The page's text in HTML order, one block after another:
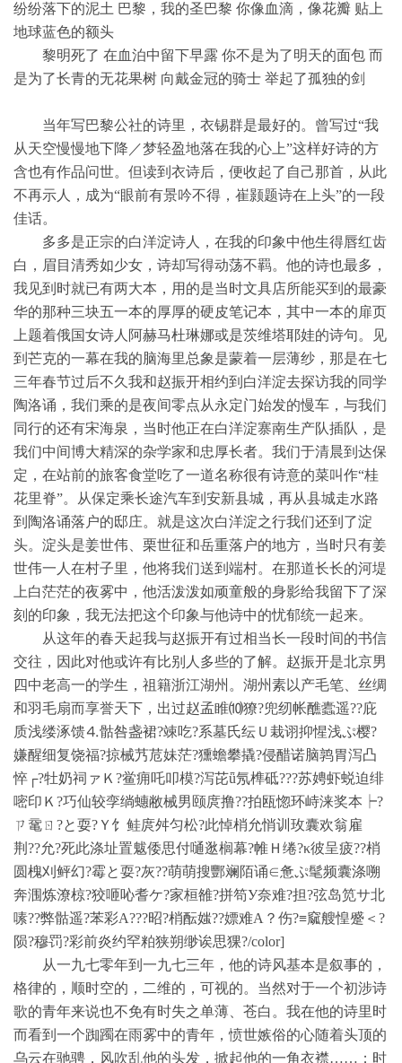
纷纷落下的泥土 巴黎，我的圣巴黎 你像血滴，像花瓣 贴上
地球蓝色的额头
黎明死了 在血泊中留下早露 你不是为了明天的面包 而
是为了长青的无花果树 向戴金冠的骑士 举起了孤独的剑
当年写巴黎公社的诗里，衣锡群是最好的。曾写过“我
从天空慢慢地下降／梦轻盈地落在我的心上”这样好诗的方
含也有作品问世。但读到衣诗后，便收起了自己那首，从此
不再示人，成为“眼前有景吟不得，崔颢题诗在上头”的一段
佳话。
多多是正宗的白洋淀诗人，在我的印象中他生得唇红齿
白，眉目清秀如少女，诗却写得动荡不羁。他的诗也最多，
我见到时就已有两大本，用的是当时文具店所能买到的最豪
华的那种三块五一本的厚厚的硬皮笔记本，其中一本的扉页
上题着俄国女诗人阿赫马杜琳娜或是茨维塔耶娃的诗句。见
到芒克的一幕在我的脑海里总象是蒙着一层薄纱，那是在七
三年春节过后不久我和赵振开相约到白洋淀去探访我的同学
陶洛诵，我们乘的是夜间零点从永定门始发的慢车，与我们
同行的还有宋海泉，当时他正在白洋淀寨南生产队插队，是
我们中间博大精深的杂学家和忠厚长者。我们于清晨到达保
定，在站前的旅客食堂吃了一道名称很有诗意的菜叫作“桂
花里脊”。从保定乘长途汽车到安新县城，再从县城走水路
到陶洛诵落户的邸庄。就是这次白洋淀之行我们还到了淀
头。淀头是姜世伟、栗世征和岳重落户的地方，当时只有姜
世伟一人在村子里，他将我们送到端村。在那道长长的河堤
上白茫茫的夜雾中，他活泼泼如顽童般的身影给我留下了深
刻的印象，我无法把这个印象与他诗中的忧郁统一起来。
从这年的春天起我与赵振开有过相当长一段时间的书信
交往，因此对他或许有比别人多些的了解。赵振开是北京男
四中老高一的学生，祖籍浙江湖州。湖州素以产毛笔、丝绸
和羽毛扇而享誉天下，出过赵孟睢⑽獠?兜纫帐醮蠹遥??庇
质浅缕涿馈⒋骷咎盏裙?竦吃?系墓氏纭Ｕ栽诩抑惺浅ぷ樱?
嫌醒细复饶福?掠械艿苊妹茫?獯蟾攀撬?侵醋诺脑鹑胃泻凸
悴┌?牡奶祠ァＫ?鲎痈吒叩模?泻芘ǖ氖榫砥???苏娉虾蜕迫绯
嘧印Ｋ?巧仙较孪绱蟪敝械男颐庹撸??拍瓯惚环峙涞奖本┝?
ㄗ鼋ㄖ?と耍?Ｙ饣鲑庹舛匀松?此悼梢允悄训玫囊欢翁雇
荆??允?死此涤址置魃倭思付嗵逖榈幕?帷Ｈ绻?κ彼呈疲??梢
圆槐刈鲆幻?霉と耍?灰??萌萌搜酆斓陌诵∈惫ぷ髦频囊涤嗍
奔涠炼潦椋?狡咂吣耆ケ?家桓雒?拼笱У奈难?担?弦岛笕サ北
嗉??弊骷遥?苯彩Α???昭?梢酝媸??嫖难А？伤?≡窳艘惶蹙＜?
陨?穆罚?彩前炎约罕粕狭朔缈诶思猓?/color]
从一九七零年到一九七三年，他的诗风基本是叙事的，
格律的，顺时空的，二维的，可视的。当然对于一个初涉诗
歌的青年来说也不免有时失之单薄、苍白。我在他的诗里时
而看到一个踟躅在雨雾中的青年，愤世嫉俗的心随着头顶的
乌云在驰骋，风吹乱他的头发，掀起他的一角衣襟……；时